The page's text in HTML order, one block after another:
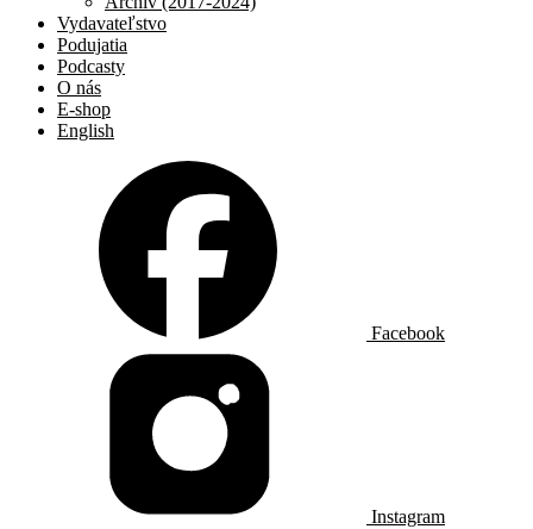
Vydavateľstvo
Podujatia
Podcasty
O nás
E-shop
English
Facebook
Instagram